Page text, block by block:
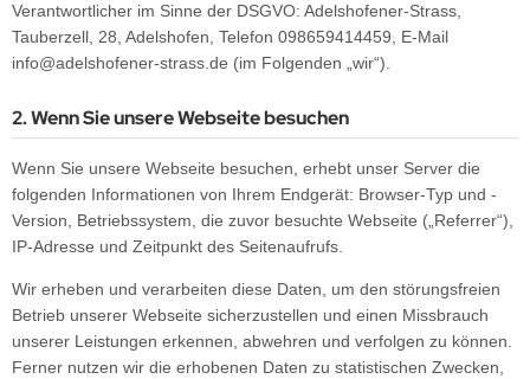
Verantwortlicher im Sinne der DSGVO: Adelshofener-Strass,
Tauberzell, 28, Adelshofen, Telefon 098659414459, E-Mail
info@adelshofener-strass.de (im Folgenden „wir“).
2. Wenn Sie unsere Webseite besuchen
Wenn Sie unsere Webseite besuchen, erhebt unser Server die
folgenden Informationen von Ihrem Endgerät: Browser-Typ und -
Version, Betriebssystem, die zuvor besuchte Webseite („Referrer“),
IP-Adresse und Zeitpunkt des Seitenaufrufs.
Wir erheben und verarbeiten diese Daten, um den störungsfreien
Betrieb unserer Webseite sicherzustellen und einen Missbrauch
unserer Leistungen erkennen, abwehren und verfolgen zu können.
Ferner nutzen wir die erhobenen Daten zu statistischen Zwecken,